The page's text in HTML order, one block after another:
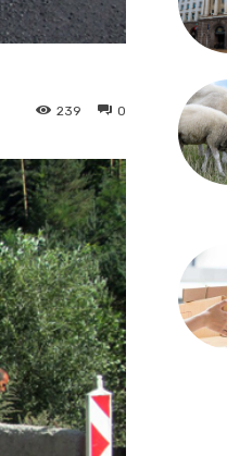
0
239